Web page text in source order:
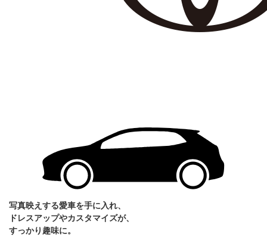
写真映えする愛車を手に入れ、
ドレスアップやカスタマイズが、
すっかり趣味に。